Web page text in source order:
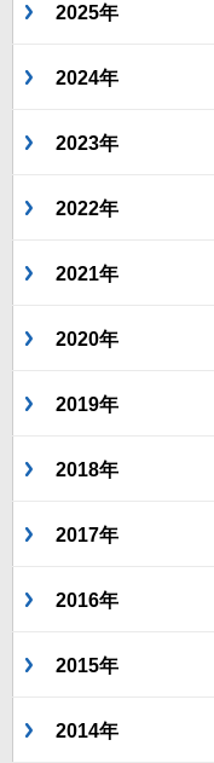
2025年
2024年
2023年
2022年
2021年
2020年
2019年
2018年
2017年
2016年
2015年
2014年